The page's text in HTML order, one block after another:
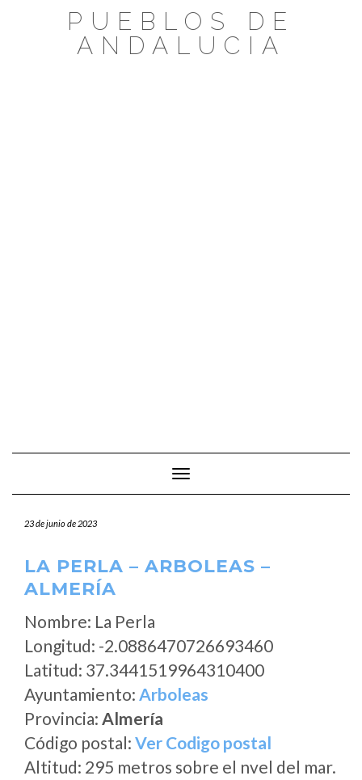
PUEBLOS DE
ANDALUCIA
Cambiar modo de navegación
23 de junio de 2023
LA PERLA – ARBOLEAS –
ALMERÍA
Nombre: La Perla
Longitud: -2.0886470726693460
Latitud: 37.3441519964310400
Ayuntamiento: Arboleas
Provincia: Almería
Código postal: Ver Codigo postal
Altitud: 295 metros sobre el nvel del mar.